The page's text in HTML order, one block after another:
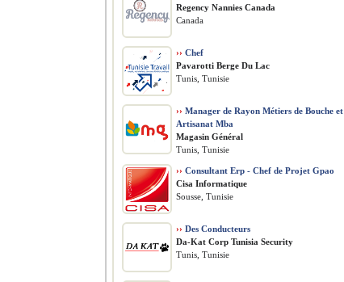
Regency Nannies Canada
Canada
›› Chef
Pavarotti Berge Du Lac
Tunis, Tunisie
›› Manager de Rayon Métiers de Bouche et
Artisanat Mba
Magasin Général
Tunis, Tunisie
›› Consultant Erp - Chef de Projet Gpao
Cisa Informatique
Sousse, Tunisie
›› Des Conducteurs
Da-Kat Corp Tunisia Security
Tunis, Tunisie